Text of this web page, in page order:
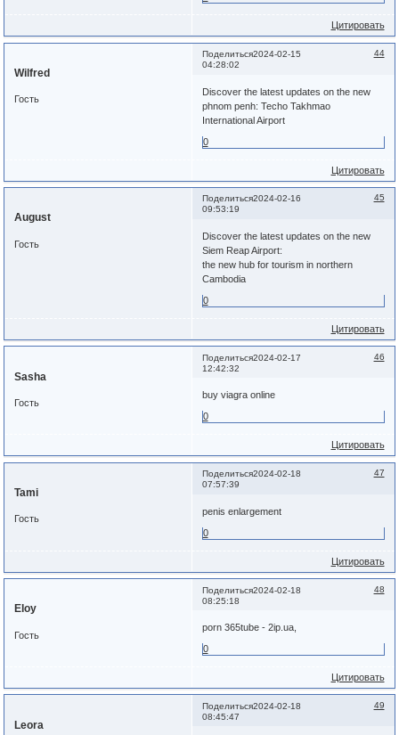
Цитировать
Поделиться 44
2024-02-15
04:28:02
Wilfred
Гость
Discover the latest updates on the new
phnom penh: Techo Takhmao
International Airport
0
Цитировать
Поделиться 45
2024-02-16
09:53:19
August
Гость
Discover the latest updates on the new
Siem Reap Airport:
the new hub for tourism in northern
Cambodia
0
Цитировать
Поделиться 46
2024-02-17
12:42:32
Sasha
Гость
buy viagra online
0
Цитировать
Поделиться 47
2024-02-18
07:57:39
Tami
Гость
penis enlargement
0
Цитировать
Поделиться 48
2024-02-18
08:25:18
Eloy
Гость
porn 365tube - 2ip.ua,
0
Цитировать
Поделиться 49
2024-02-18
08:45:47
Leora